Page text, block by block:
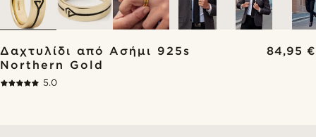
Δαχτυλίδι από Ασήμι 925s
Northern Gold
84,95 €
5.0